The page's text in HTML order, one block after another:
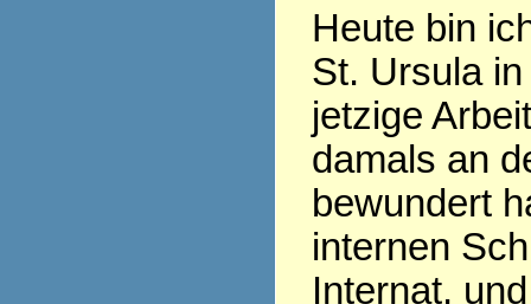
Heute bin
St. Ursula
jetzige
damals an
bewundert
internen
Internat,